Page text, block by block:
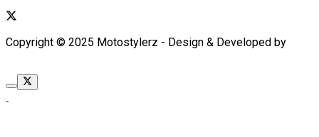
Copyright © 2025 Motostylerz - Design & Developed by